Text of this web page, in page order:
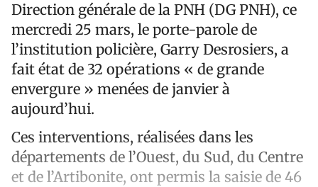
Direction générale de la PNH (DG PNH), ce
mercredi 25 mars, le porte-parole de
l’institution policière, Garry Desrosiers, a
fait état de 32 opérations « de grande
envergure » menées de janvier à
aujourd’hui.
Ces interventions, réalisées dans les
départements de l’Ouest, du Sud, du Centre
et de l’Artibonite, ont permis la saisie de 46